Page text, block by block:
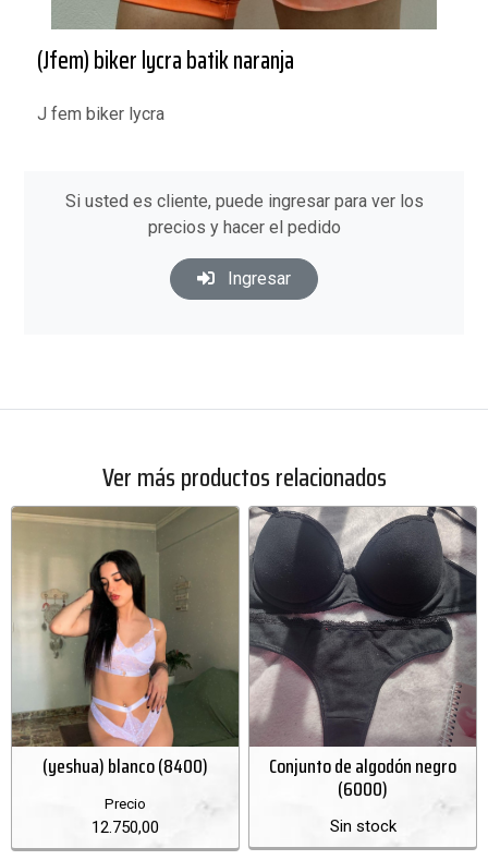
(Jfem) biker lycra batik naranja
J fem biker lycra
Si usted es cliente, puede ingresar para ver los
precios y hacer el pedido
Ingresar
Ver más productos relacionados
(yeshua) blanco (8400)
Precio
12.750,00
Conjunto de algodón negro
(6000)
Sin stock